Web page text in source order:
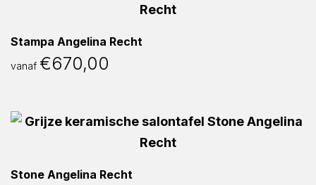
Stampa Angelina Recht
vanaf €670,00
Stone Angelina Recht